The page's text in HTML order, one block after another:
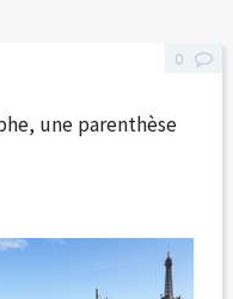
une parenthèse
0